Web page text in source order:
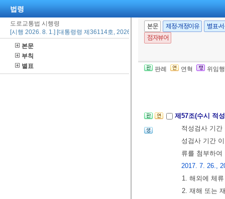
법령
도로교통법 시행령
[시행 2026. 8. 1.] [대통령령 제36114호, 2026. 2. 19., 일부개정]
본문
부칙
별표
본문 제정·개정이유
별표·
점자뷰어
판례 연혁 위임
사 신청서를
은 후행정안
⑥ 제5항에 따
제57조(수시 적
적성검사 기
성검사 기간
류를 첨부하
2017. 7. 26.,
1. 해외에 체
2. 재해 또는